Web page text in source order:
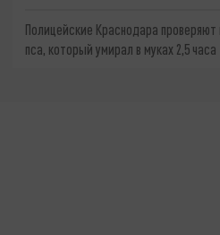
Полицейские Краснодара
пса, который умирал в муках 2,5 часа